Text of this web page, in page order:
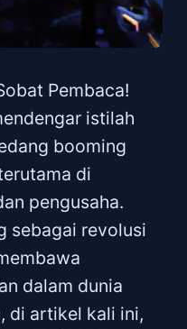
Pembaca!
istilah
booming
di
pengusaha.
sebagai revolusi
dalam dunia
di artikel kali ini,